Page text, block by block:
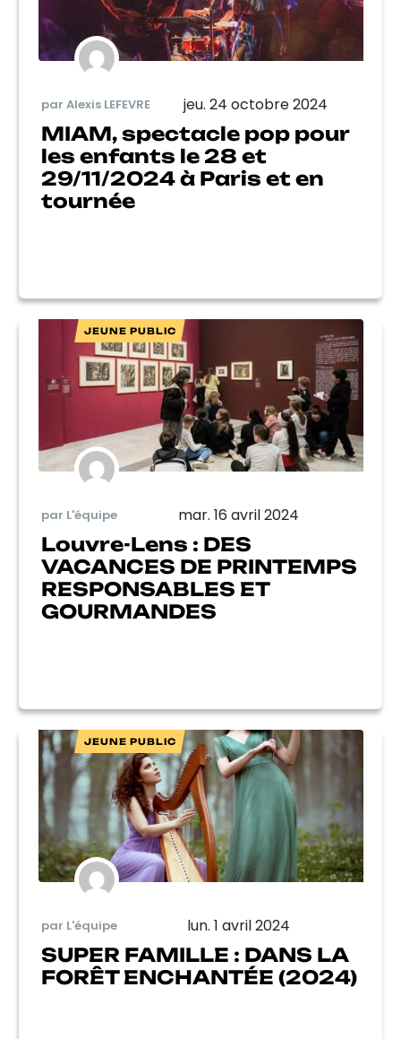
par Alexis LEFEVRE jeu. 24 octobre 2024
MIAM, spectacle pop pour
les enfants le 28 et
29/11/2024 à Paris et en
tournée
JEUNE PUBLIC
par L'équipe mar. 16 avril 2024
Louvre-Lens : DES
VACANCES DE PRINTEMPS
RESPONSABLES ET
GOURMANDES
JEUNE PUBLIC
par L'équipe lun. 1 avril 2024
SUPER FAMILLE : DANS LA
FORÊT ENCHANTÉE (2024)